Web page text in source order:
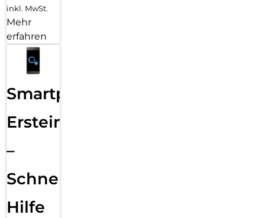
inkl. MwSt.
Mehr
erfahren
Smartphone
Ersteinrichtung
–
Schnelle
Hilfe